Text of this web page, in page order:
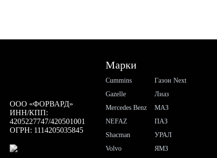
ООО «ФОРВАРД»
ИНН/КПП:
4205227747/420501001
ОГРН: 1114205035845
Марки
Cummins
Gazelle
Mercedes Benz
NEFAZ
Shacman
Volvo
Газон Next
Лиаз
МАЗ
ПАЗ
УРАЛ
ЯМЗ